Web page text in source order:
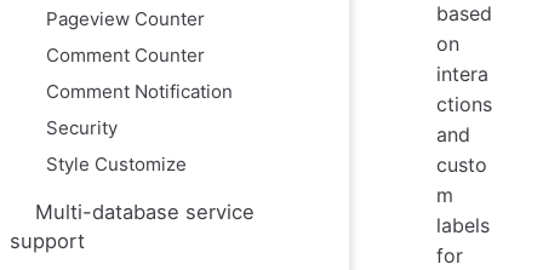
Pageview Counter
Comment Counter
Comment Notification
Security
Style Customize
Multi-database service
support
based
on
intera
ctions
and
custo
m
labels
for